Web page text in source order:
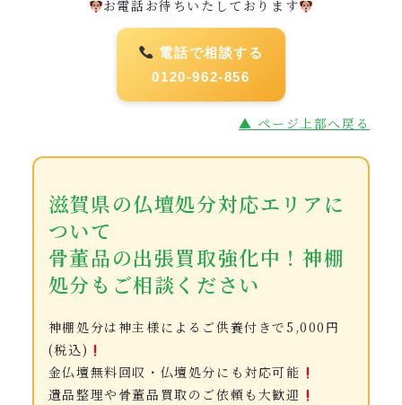
お電話お待ちいたしております
電話で相談する
0120-962-856
▲ ページ上部へ戻る
滋賀県の仏壇処分対応エリアに
ついて
骨董品の出張買取強化中！神棚
処分もご相談ください
神棚処分は神主様によるご供養付きで5,000円
(税込)
金仏壇無料回収・仏壇処分にも対応可能
遺品整理や骨董品買取のご依頼も大歓迎